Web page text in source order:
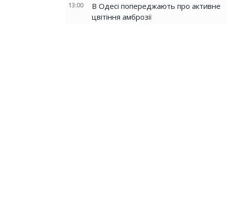
13:00
В Одесі попереджають про активне
цвітіння амброзії